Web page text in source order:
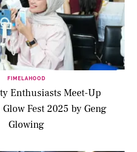
FIMELAHOOD
Enthusiasts Meet-Up
Fest 2025 by Geng
Glowing